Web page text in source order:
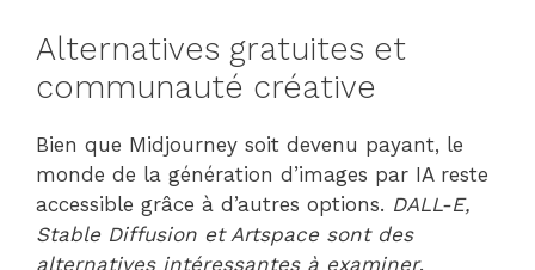
Alternatives gratuites et
communauté créative
Bien que Midjourney soit devenu payant, le
monde de la génération d’images par IA reste
accessible grâce à d’autres options. DALL-E,
Stable Diffusion et Artspace sont des
alternatives intéressantes à examiner.